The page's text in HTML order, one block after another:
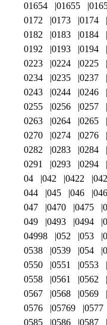
01654 01655
0172
0173 0174
0182
0183 0184
0192
0193 0194
0223
0224 0225
0234
0235 0237
0243
0244 0246
0255
0256 0257
0263
0264 0265
0270
0274 0276
0282
0283 0284
0291
0293 0294
04
042 0422
044
045 046
047
0470 0475
049
0493 0494
04998
052 053
0538
0539 054
0550
0551 0553
0558
0561 0562
0567
0568 0569
0576
05769 0577
0585
0586 0587